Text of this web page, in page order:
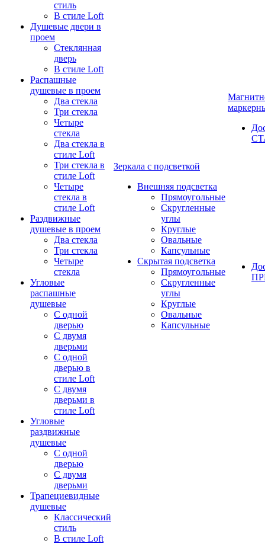
стиль
В стиле Loft
Душевые двери в
проем
Стеклянная
дверь
В стиле Loft
Распашные
душевые в проем
Два стекла
Три стекла
Четыре
стекла
Два стекла в
стиле Loft
Три стекла в
стиле Loft
Четыре
стекла в
стиле Loft
Раздвижные
душевые в проем
Два стекла
Три стекла
Четыре
стекла
Угловые
распашные
душевые
С одной
дверью
С двумя
дверьми
С одной
дверью в
стиле Loft
С двумя
дверьми в
стиле Loft
Угловые
раздвижные
душевые
С одной
дверью
С двумя
дверьми
Трапециевидные
душевые
Классический
стиль
В стиле Loft
Зеркала с подсветкой
Внешняя подсветка
Прямоугольные
Скругленные
углы
Круглые
Овальные
Капсульные
Скрытая подсветка
Прямоугольные
Скругленные
углы
Круглые
Овальные
Капсульные